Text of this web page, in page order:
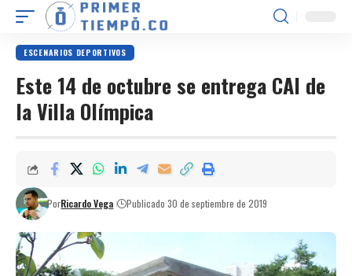
ESCENARIOS DEPORTIVOS
Este 14 de octubre se entrega CAI de
la Villa Olímpica
PorRicardo Vega Publicado 30 de septiembre de 2019